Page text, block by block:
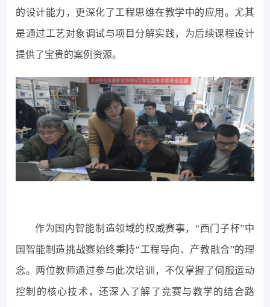
的设计能力，更深化了工程思维在教学中的应用。尤其
是通过工艺对象调试与项目分解实践，为后续课程设计
提供了宝贵的案例资源。
作为国内智能制造领域的权威赛事，“西门子杯”中
国智能制造挑战赛始终秉持“工程导向、产教融合”的理
念。两位教师通过参与此次培训，不仅掌握了伺服运动
控制的核心技术，还深入了解了竞赛与教学的结合路